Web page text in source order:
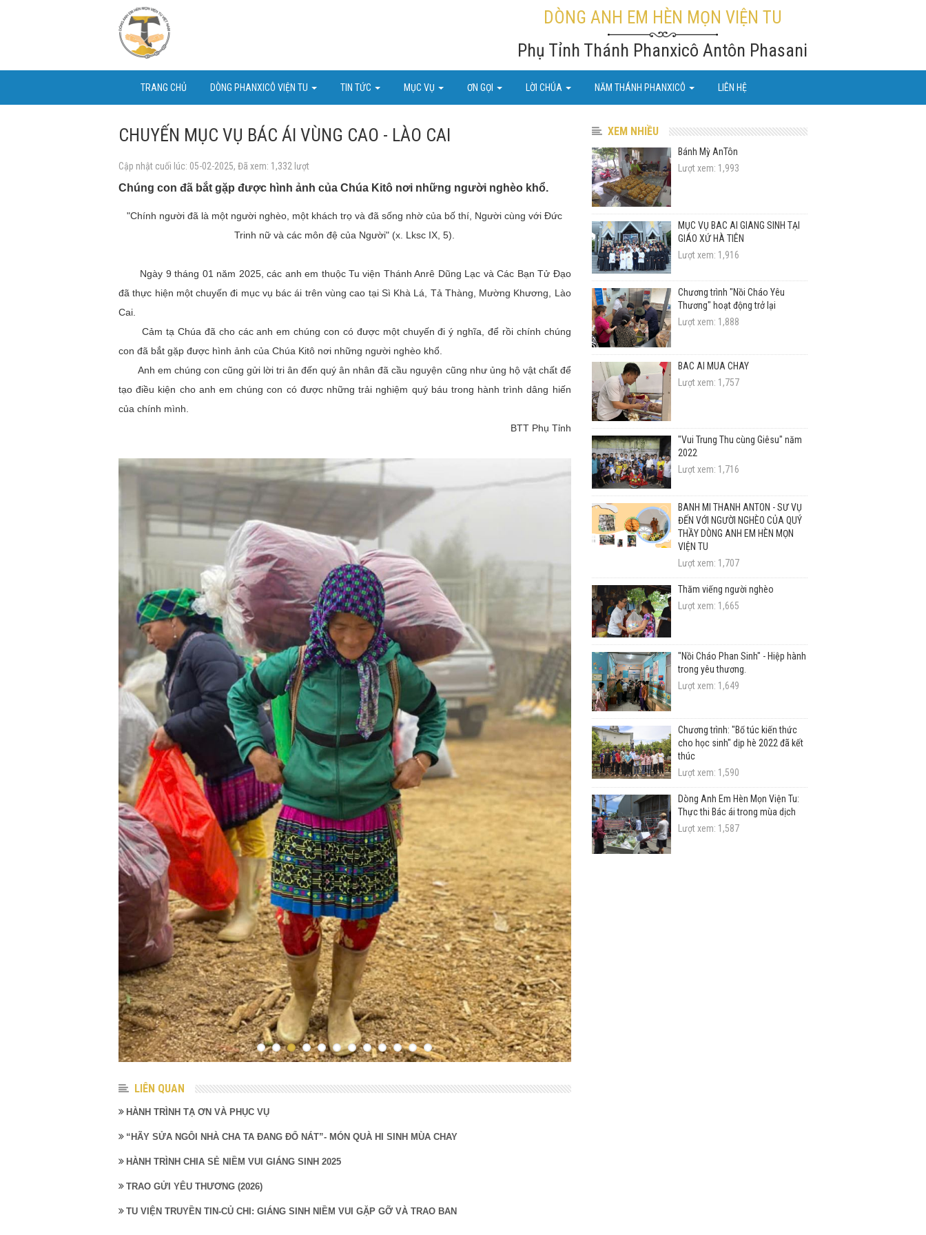
DÒNG ANH EM HÈN MỌN VIỆN TU
Phụ Tỉnh Thánh Phanxicô Antôn Phasani
TRANG CHỦ DÒNG PHANXICÔ VIỆN TU TIN TỨC MỤC VỤ ƠN GỌI LỜI CHÚA NĂM THÁNH PHANXICÔ LIÊN HỆ
CHUYẾN MỤC VỤ BÁC ÁI VÙNG CAO - LÀO CAI
Cập nhật cuối lúc: 05-02-2025, Đã xem: 1,332 lượt
Chúng con đã bắt gặp được hình ảnh của Chúa Kitô nơi những người nghèo khổ.
"Chính người đã là một người nghèo, một khách trọ và đã sống nhờ của bố thí, Người cùng với Đức
Trinh nữ và các môn đệ của Người" (x. Lksc IX, 5).
Ngày 9 tháng 01 năm 2025, các anh em thuộc Tu viện Thánh Anrê Dũng Lạc và Các Bạn Tử Đạo
đã thực hiện một chuyến đi mục vụ bác ái trên vùng cao tại Sì Khà Lá, Tả Thàng, Mường Khương, Lào
Cai.
Cảm tạ Chúa đã cho các anh em chúng con có được một chuyến đi ý nghĩa, để rồi chính chúng
con đã bắt gặp được hình ảnh của Chúa Kitô nơi những người nghèo khổ.
Anh em chúng con cũng gửi lời tri ân đến quý ân nhân đã cầu nguyện cũng như ủng hộ vật chất để
tạo điều kiện cho anh em chúng con có được những trải nghiệm quý báu trong hành trình dâng hiến
của chính mình.
BTT Phụ Tỉnh
LIÊN QUAN
HÀNH TRÌNH TẠ ƠN VÀ PHỤC VỤ
“HÃY SỬA NGÔI NHÀ CHA TA ĐANG ĐỔ NÁT”- MÓN QUÀ HI SINH MÙA CHAY
HÀNH TRÌNH CHIA SẺ NIỀM VUI GIÁNG SINH 2025
TRAO GỬI YÊU THƯƠNG (2026)
TU VIỆN TRUYỀN TIN-CỦ CHI: GIÁNG SINH NIỀM VUI GẶP GỠ VÀ TRAO BAN
XEM NHIỀU
Bánh Mỳ AnTôn
Lượt xem: 1,993
MỤC VỤ BÁC ÁI GIÁNG SINH TẠI
GIÁO XỨ HÀ TIÊN
Lượt xem: 1,916
Chương trình "Nồi Cháo Yêu
Thương" hoạt động trở lại
Lượt xem: 1,888
BÁC ÁI MÙA CHAY
Lượt xem: 1,757
"Vui Trung Thu cùng Giêsu" năm
2022
Lượt xem: 1,716
BÁNH MÌ THÁNH ANTÔN - SỨ VỤ
ĐẾN VỚI NGƯỜI NGHÈO CỦA QUÝ
THẦY DÒNG ANH EM HÈN MỌN
VIỆN TU
Lượt xem: 1,707
Thăm viếng người nghèo
Lượt xem: 1,665
"Nồi Cháo Phan Sinh" - Hiệp hành
trong yêu thương.
Lượt xem: 1,649
Chương trình: "Bổ túc kiến thức
cho học sinh" dịp hè 2022 đã kết
thúc
Lượt xem: 1,590
Dòng Anh Em Hèn Mọn Viện Tu:
Thực thi Bác ái trong mùa dịch
Lượt xem: 1,587